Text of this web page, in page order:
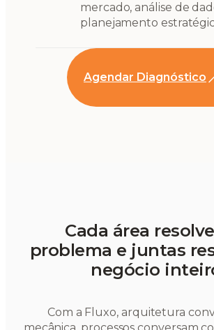
mercado, análise de
planejamento
Agendar Diagnóstico
Cada área
problema e juntas
negócio
Com a Fluxo, arquitetura